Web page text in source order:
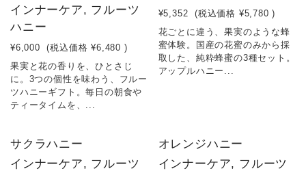
インナーケア, フルーツ
ハニー
¥6,000 (税込価格 ¥6,480 )
果実と花の香りを、ひとさじ
に。3つの個性を味わう、フルー
ツハニーギフト。毎日の朝食や
ティータイムを、...
¥5,352 (税込価格 ¥5,780 )
花ごとに違う、果実のような蜂
蜜体験。国産の花蜜のみから採
取した、純粋蜂蜜の3種セット。
アップルハニー...
サクラハニー
インナーケア, フルーツ
オレンジハニー
インナーケア, フルーツ